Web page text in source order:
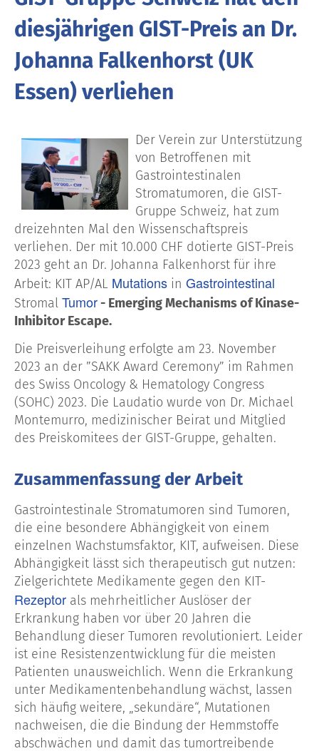
diesjährigen GIST-Preis an Dr.
Johanna Falkenhorst (UK
Essen) verliehen
Der Verein zur Unterstützung
von Betroffenen mit
Gastrointestinalen
Stromatumoren, die GIST-
Gruppe Schweiz, hat zum
dreizehnten Mal den Wissenschaftspreis
verliehen. Der mit 10.000 CHF dotierte GIST-Preis
2023 geht an Dr. Johanna Falkenhorst für ihre
Arbeit: KIT AP/AL Mutations in Gastrointestinal
Stromal Tumor- Emerging Mechanisms of Kinase-
Inhibitor Escape.
Die Preisverleihung erfolgte am 23. November
2023 an der ”SAKK Award Ceremony” im Rahmen
des Swiss Oncology & Hematology Congress
(SOHC) 2023. Die Laudatio wurde von Dr. Michael
Montemurro, medizinischer Beirat und Mitglied
des Preiskomitees der GIST-Gruppe, gehalten.
Zusammenfassung der Arbeit
Gastrointestinale Stromatumoren sind Tumoren,
die eine besondere Abhängigkeit von einem
einzelnen Wachstumsfaktor, KIT, aufweisen. Diese
Abhängigkeit lässt sich therapeutisch gut nutzen:
Zielgerichtete Medikamente gegen den KIT-
Rezeptor als mehrheitlicher Auslöser der
Erkrankung haben vor über 20 Jahren die
Behandlung dieser Tumoren revolutioniert. Leider
ist eine Resistenzentwicklung für die meisten
Patienten unausweichlich. Wenn die Erkrankung
unter Medikamentenbehandlung wächst, lassen
sich häufig weitere, „sekundäre“, Mutationen
nachweisen, die die Bindung der Hemmstoffe
abschwächen und damit das tumortreibende